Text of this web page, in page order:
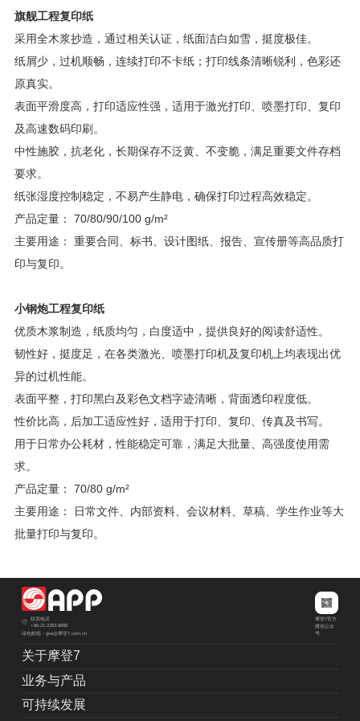
旗舰工程复印纸
采用全木浆抄造，通过相关认证，纸面洁白如雪，挺度极佳。
纸屑少，过机顺畅，连续打印不卡纸；打印线条清晰锐利，色彩还
原真实。
表面平滑度高，打印适应性强，适用于激光打印、喷墨打印、复印
及高速数码印刷。
中性施胶，抗老化，长期保存不泛黄、不变脆，满足重要文件存档
要求。
纸张湿度控制稳定，不易产生静电，确保打印过程高效稳定。
产品定量： 70/80/90/100 g/m²
主要用途： 重要合同、标书、设计图纸、报告、宣传册等高品质打
印与复印。
小钢炮工程复印纸
优质木浆制造，纸质均匀，白度适中，提供良好的阅读舒适性。
韧性好，挺度足，在各类激光、喷墨打印机及复印机上均表现出优
异的过机性能。
表面平整，打印黑白及彩色文档字迹清晰，背面透印程度低。
性价比高，后加工适应性好，适用于打印、复印、传真及书写。
用于日常办公耗材，性能稳定可靠，满足大批量、高强度使用需
求。
产品定量： 70/80 g/m²
主要用途： 日常文件、内部资料、会议材料、草稿、学生作业等大
批量打印与复印。
联系电话
+86-21-2283-8888
绿色邮箱：grw@摩登7.com.cn
摩登7官方
微信公众
号
关于摩登7
业务与产品
可持续发展